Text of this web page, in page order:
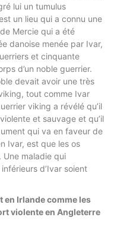
lui un tumulus
un lieu qui a connu une
Mercie qui a été
danoise menée par Ivar,
et cinquante
d’un noble guerrier.
devait avoir une très
tout comme Ivar
viking a révélé qu’il
et sauvage et qu’il
qui va en faveur de
Ivar, est que les os
Une maladie qui
d’Ivar soient
en Irlande comme les
violente en Angleterre